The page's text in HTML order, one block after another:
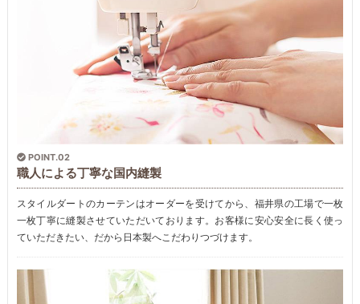
POINT.02
職人による丁寧な国内縫製
スタイルダートのカーテンはオーダーを受けてから、福井県の工場で一枚
一枚丁寧に縫製させていただいております。お客様に安心安全に長く使っ
ていただきたい、だから日本製へこだわりつづけます。